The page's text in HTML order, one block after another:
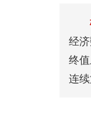
经
终
连